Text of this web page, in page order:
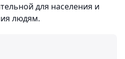
для населения и
людям.